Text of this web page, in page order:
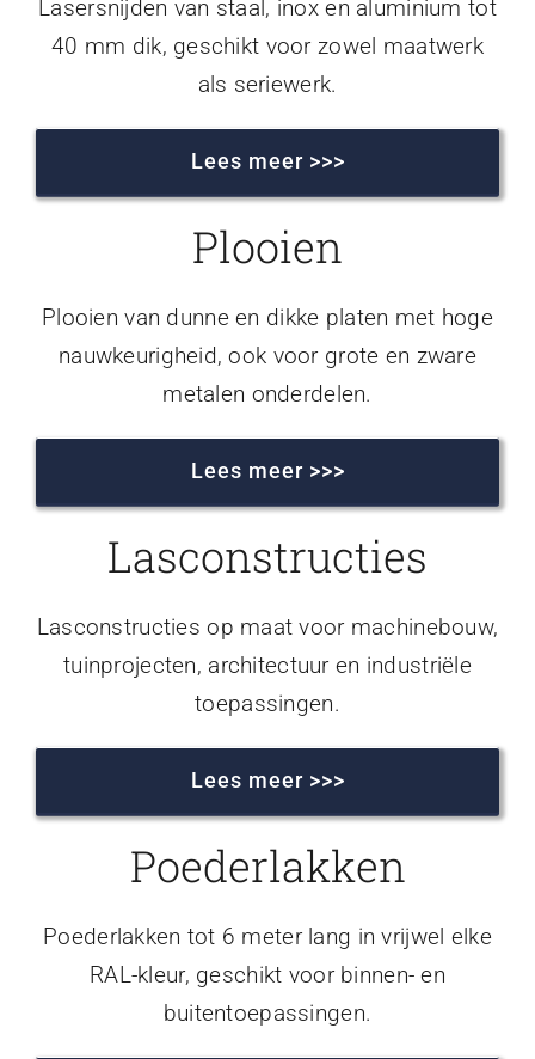
Lasersnijden van staal, inox en aluminium tot
40 mm dik, geschikt voor zowel maatwerk
als seriewerk.
Lees meer >>>
Plooien
Plooien van dunne en dikke platen met hoge
nauwkeurigheid, ook voor grote en zware
metalen onderdelen.
Lees meer >>>
Lasconstructies
Lasconstructies op maat voor machinebouw,
tuinprojecten, architectuur en industriële
toepassingen.
Lees meer >>>
Poederlakken
Poederlakken tot 6 meter lang in vrijwel elke
RAL-kleur, geschikt voor binnen- en
buitentoepassingen.